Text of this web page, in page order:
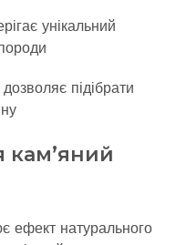
унікальний
підібрати
кам’яний
ефект натурального